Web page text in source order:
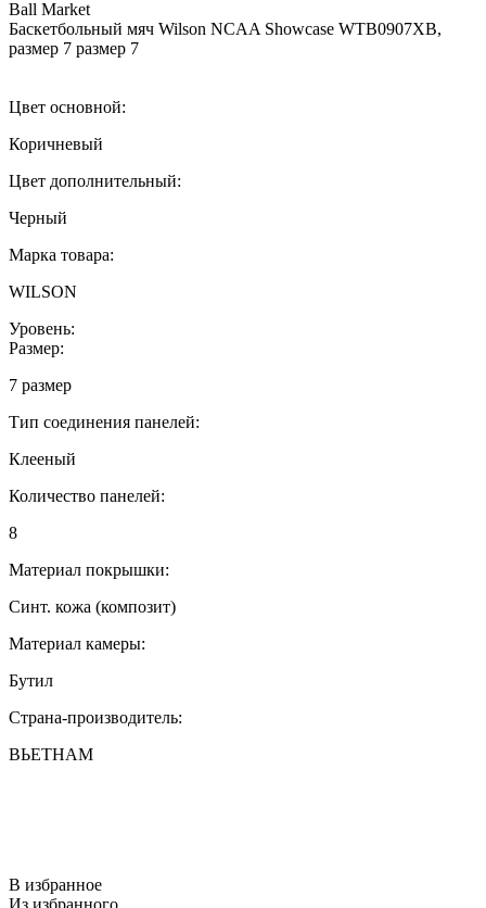
Ball Market
Баскетбольный мяч Wilson NCAA Showcase WTB0907XB,
размер 7 размер 7
Цвет основной:
Коричневый
Цвет дополнительный:
Черный
Марка товара:
WILSON
Уровень:
Размер:
7 размер
Тип соединения панелей:
Клееный
Количество панелей:
8
Материал покрышки:
Синт. кожа (композит)
Материал камеры:
Бутил
Страна-производитель:
ВЬЕТНАМ
В избранное
Из избранного